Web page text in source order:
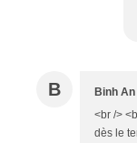
B Binh An
<br />
dès le